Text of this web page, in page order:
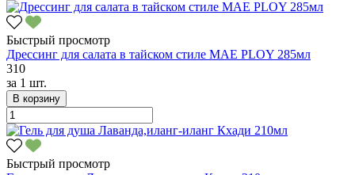
Быстрый просмотр
Дрессинг для салата в тайском стиле MAE PLOY 285мл
310
за 1 шт.
В корзину
Быстрый просмотр